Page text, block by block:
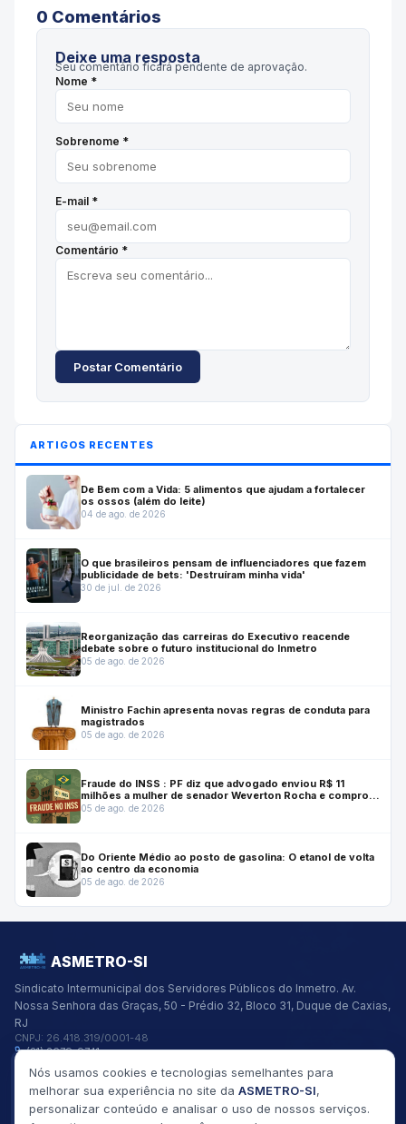
0 Comentários
Deixe uma resposta
Seu comentário ficará pendente de aprovação.
Nome *
Sobrenome *
E-mail *
Comentário *
Postar Comentário
ARTIGOS RECENTES
De Bem com a Vida: 5 alimentos que ajudam a fortalecer
os ossos (além do leite)
04 de ago. de 2026
O que brasileiros pensam de influenciadores que fazem
publicidade de bets: 'Destruíram minha vida'
30 de jul. de 2026
Reorganização das carreiras do Executivo reacende
debate sobre o futuro institucional do Inmetro
05 de ago. de 2026
Ministro Fachin apresenta novas regras de conduta para
magistrados
05 de ago. de 2026
Fraude do INSS : PF diz que advogado enviou R$ 11
milhões a mulher de senador Weverton Rocha e comprou
casa para ele
05 de ago. de 2026
Do Oriente Médio ao posto de gasolina: O etanol de volta
ao centro da economia
05 de ago. de 2026
ASMETRO-SI
Sindicato Intermunicipal dos Servidores Públicos do Inmetro. Av.
Nossa Senhora das Graças, 50 - Prédio 32, Bloco 31, Duque de Caxias,
RJ
CNPJ: 26.418.319/0001-48
(21) 2679-9741
asmetro@asmetro.org.br
Links Rápidos
Institucional
Gestão
Nós usamos cookies e tecnologias semelhantes para
melhorar sua experiência no site da ASMETRO-SI,
personalizar conteúdo e analisar o uso de nossos serviços.